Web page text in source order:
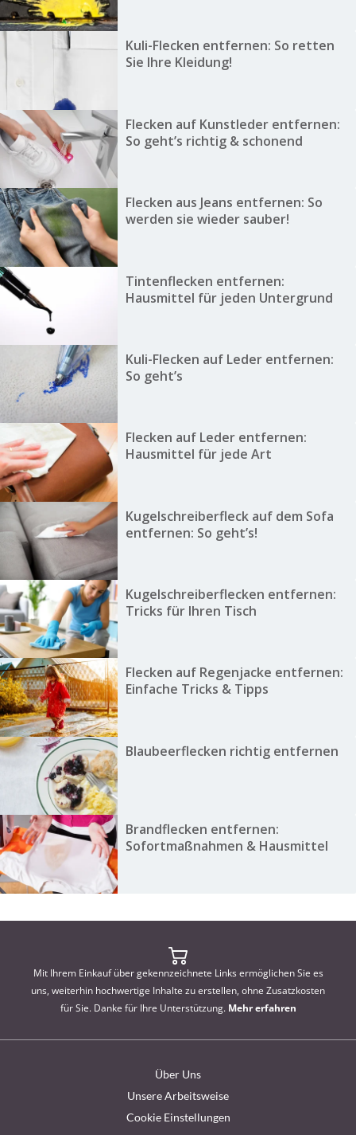
Kuli-Flecken entfernen: So retten
Sie Ihre Kleidung!
Flecken auf Kunstleder entfernen:
So geht’s richtig & schonend
Flecken aus Jeans entfernen: So
werden sie wieder sauber!
Tintenflecken entfernen:
Hausmittel für jeden Untergrund
Kuli-Flecken auf Leder entfernen:
So geht’s
Flecken auf Leder entfernen:
Hausmittel für jede Art
Kugelschreiberfleck auf dem Sofa
entfernen: So geht’s!
Kugelschreiberflecken entfernen:
Tricks für Ihren Tisch
Flecken auf Regenjacke entfernen:
Einfache Tricks & Tipps
Blaubeerflecken richtig entfernen
Brandflecken entfernen:
Sofortmaßnahmen & Hausmittel
Mit Ihrem Einkauf über gekennzeichnete Links ermöglichen Sie es
uns, weiterhin hochwertige Inhalte zu erstellen, ohne Zusatzkosten
für Sie. Danke für Ihre Unterstützung. Mehr erfahren
Über Uns
Unsere Arbeitsweise
Cookie Einstellungen